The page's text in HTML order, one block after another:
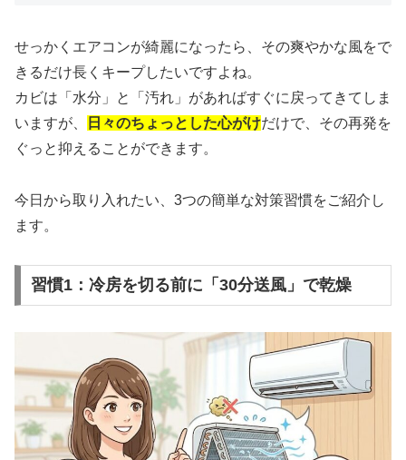
せっかくエアコンが綺麗になったら、その爽やかな風をで
きるだけ長くキープしたいですよね。
カビは「水分」と「汚れ」があればすぐに戻ってきてしま
いますが、
日々のちょっとした心がけだけで、その再発を
ぐっと抑えることができます。
今日から取り入れたい、3つの簡単な対策習慣をご紹介し
ます。
習慣1：冷房を切る前に「30分送風」で乾燥